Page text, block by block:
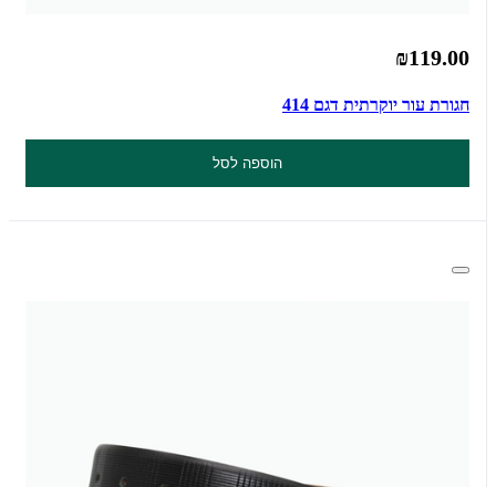
₪119.00
חגורת עור יוקרתית דגם 414
הוספה לסל